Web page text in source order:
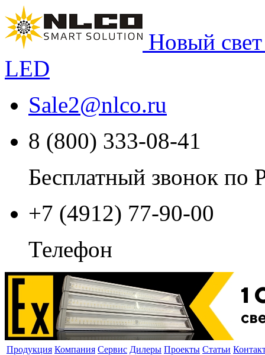
Новый
LED
Sale2@nlco.ru
8 (800) 333-08-41
Бесплатный звонок по
+7 (4912) 77-90-00
Телефон
Продукция Компания Сервис Дилеры Проекты Статьи